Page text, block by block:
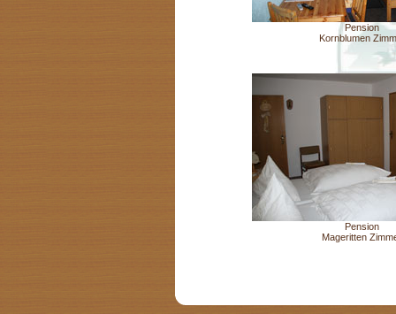
Pension
Kornblumen
Pension
Mageritten